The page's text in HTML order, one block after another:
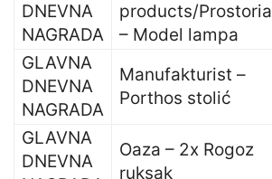
DNEVNA
NAGRADA
products/Prostoria
– Model lampa
GLAVNA
DNEVNA
NAGRADA
Manufakturist –
Porthos stolić
GLAVNA
DNEVNA
Oaza – 2x Rogoz
ruksak